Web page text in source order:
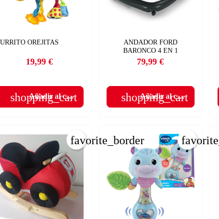
OREJITAS
Precio
19,99 €
shopping_cart
Añadir al carrito
ANDADOR FORD
BARONCO 4 EN 1
Precio
79,99 €
shopping_cart
Añadir al carrito
favorite_border